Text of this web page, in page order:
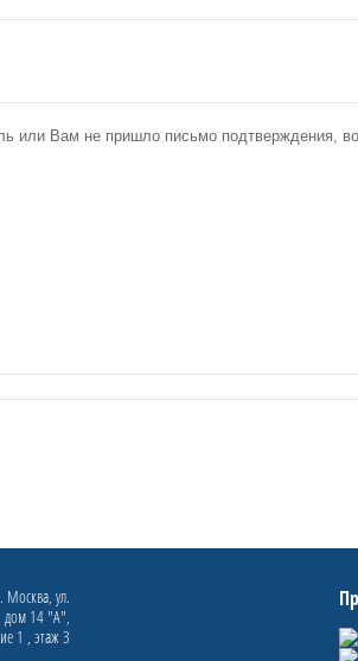
или Вам не пришло письмо подтверждения,
Москва, ул.
дом 14 "А",
1 , этаж 3